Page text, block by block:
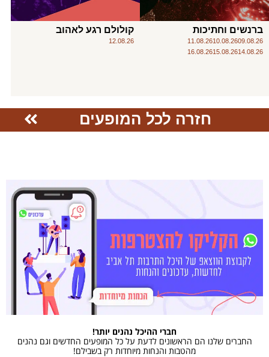
ברנשים וחתיכות
09.08.26
10.08.26
11.08.26
14.08.26
15.08.26
16.08.26
קולולם רגע לאהוב
12.08.26
חזרה לכל המופעים
חברי ההיכל נהנים יותר!
החברים שלנו הם הראשונים לדעת על כל המופעים החדשים וגם נהנים
מהטבות והנחות מיוחדות רק בשבילם!